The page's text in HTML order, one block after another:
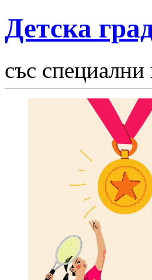
Детска
със специални